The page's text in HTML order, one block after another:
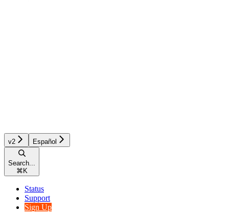
v2 Español
Search...
⌘ K
Status
Support
Sign Up